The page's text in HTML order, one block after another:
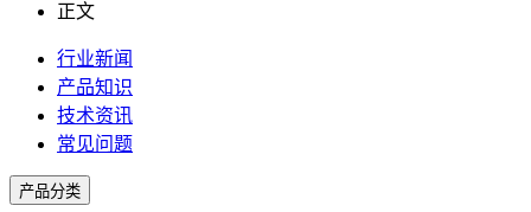
正文
行业新闻
产品知识
技术资讯
常见问题
产品分类